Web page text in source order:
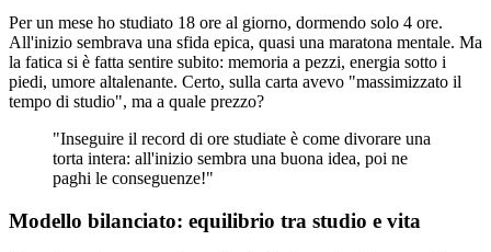
Per un mese ho studiato 18 ore al giorno, dormendo solo 4 ore.
All'inizio sembrava una sfida epica, quasi una maratona mentale. Ma
la fatica si è fatta sentire subito: memoria a pezzi, energia sotto i
piedi, umore altalenante. Certo, sulla carta avevo "massimizzato il
tempo di studio", ma a quale prezzo?
"Inseguire il record di ore studiate è come divorare una
torta intera: all'inizio sembra una buona idea, poi ne
paghi le conseguenze!"
Modello bilanciato: equilibrio tra studio e vita